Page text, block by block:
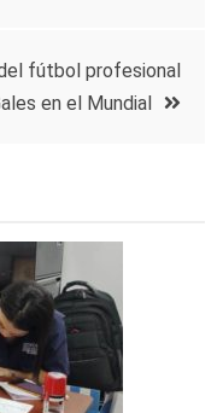
fútbol profesional
en el Mundial